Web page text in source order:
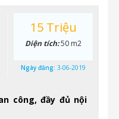
công, đầy đủ nội
15 Triệu
Diện tích:50 m2
Ngày đăng: 3-06-2019